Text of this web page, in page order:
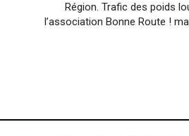
Région. Trafic des poids
l’association Bonne Route !